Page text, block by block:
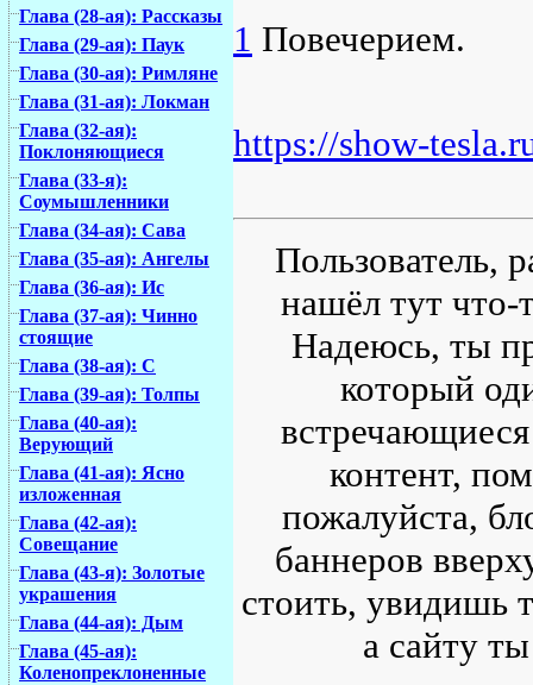
Глава (28-ая): Рассказы
Глава (29-ая): Паук
Глава (30-ая): Римляне
Глава (31-ая): Локман
Глава (32-ая):
Поклоняющиеся
Глава (33-я):
Соумышленники
Глава (34-ая): Сава
Глава (35-ая): Ангелы
Глава (36-ая): Ис
Глава (37-ая): Чинно
стоящие
Глава (38-ая): С
Глава (39-ая): Толпы
Глава (40-ая):
Верующий
Глава (41-ая): Ясно
изложенная
Глава (42-ая):
Совещание
Глава (43-я): Золотые
украшения
Глава (44-ая): Дым
Глава (45-ая):
Коленопреклоненные
1 Повечерием.
https://show-
Пользователь,
нашёл тут что-
Надеюсь, ты
который
контент,
пожалуйста,
баннеров
стоить, увидишь
а сайту